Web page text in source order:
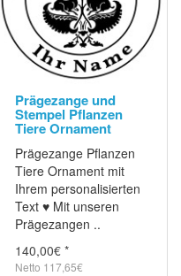
Prägezange und
Stempel Pflanzen
Tiere Ornament
Prägezange Pflanzen
Tiere Ornament mit
Ihrem personalisierten
Text ♥ Mit unseren
Prägezangen ..
140,00€ *
Netto 117,65€